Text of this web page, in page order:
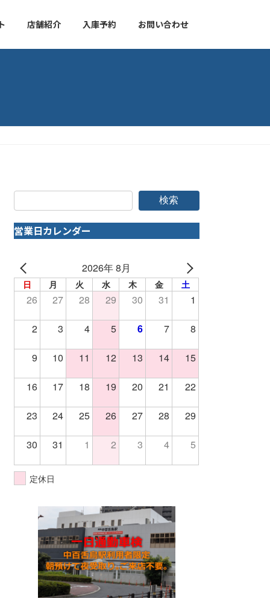
店舗紹介 入庫予約 お問い合わせ
検索
営業日カレンダー
2026年 8月
日 月 火 水 木 金 土
26 27 28 29 30 31 1
2 3 4 5 6 7 8
9 10 11 12 13 14 15
16 17 18 19 20 21 22
23 24 25 26 27 28 29
30 31 1 2 3 4 5
定休日